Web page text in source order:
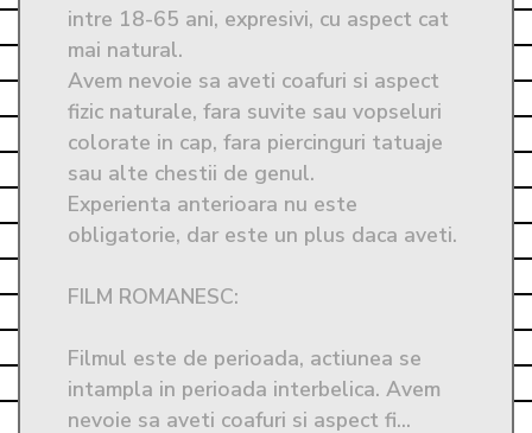
intre 18-65 ani, expresivi, cu aspect cat
mai natural.
Avem nevoie sa aveti coafuri si aspect
fizic naturale, fara suvite sau vopseluri
colorate in cap, fara piercinguri tatuaje
sau alte chestii de genul.
Experienta anterioara nu este
obligatorie, dar este un plus daca aveti.
FILM ROMANESC:
Filmul este de perioada, actiunea se
intampla in perioada interbelica. Avem
nevoie sa aveti coafuri si aspect fi...